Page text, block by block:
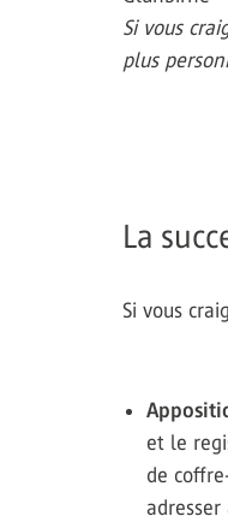
Si vous
plus
La
Si vous
et le
de